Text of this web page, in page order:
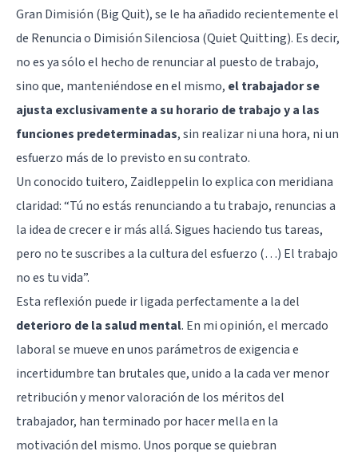
Gran Dimisión (Big Quit), se le ha añadido recientemente el
de Renuncia o Dimisión Silenciosa (Quiet Quitting). Es decir,
no es ya sólo el hecho de renunciar al puesto de trabajo,
sino que, manteniéndose en el mismo, el trabajador se
ajusta exclusivamente a su horario de trabajo y a las
funciones predeterminadas, sin realizar ni una hora, ni un
esfuerzo más de lo previsto en su contrato.
Un conocido tuitero, Zaidleppelin lo explica con meridiana
claridad: “Tú no estás renunciando a tu trabajo, renuncias a
la idea de crecer e ir más allá. Sigues haciendo tus tareas,
pero no te suscribes a la cultura del esfuerzo (…) El trabajo
no es tu vida”.
Esta reflexión puede ir ligada perfectamente a la del
deterioro de la salud mental. En mi opinión, el mercado
laboral se mueve en unos parámetros de exigencia e
incertidumbre tan brutales que, unido a la cada ver menor
retribución y menor valoración de los méritos del
trabajador, han terminado por hacer mella en la
motivación del mismo. Unos porque se quiebran